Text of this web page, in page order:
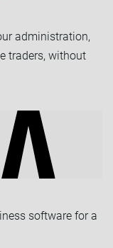
administration,
traders, without
software for a